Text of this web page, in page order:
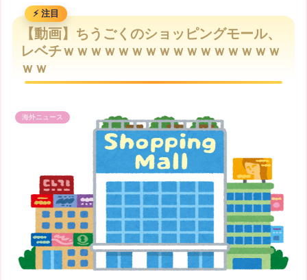
M
u
t
e
【動画】ちうごくのショッピングモール、
レベチｗｗｗｗｗｗｗｗｗｗｗｗｗｗｗｗ
ｗｗ
海外ニュース